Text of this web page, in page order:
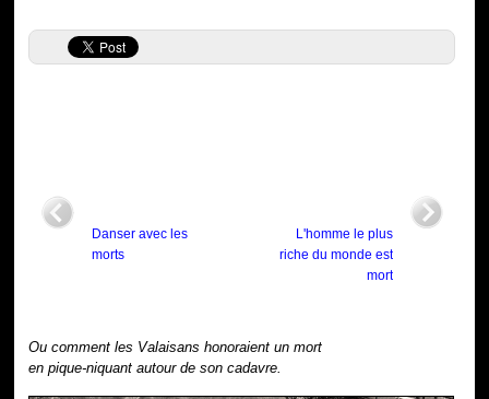
Danser avec les
morts
L'homme le plus
riche du monde est
mort
Ou comment les Valaisans honoraient un mort
en pique-niquant autour de son cadavre.